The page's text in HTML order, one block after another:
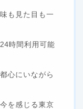
も見た目も一
時間利用可能
心にいながら
を感じる東京